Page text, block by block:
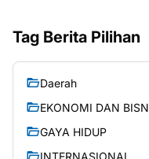
Tag Berita Pilihan
Daerah
EKONOMI DAN BISN
GAYA HIDUP
INTERNASIONAL